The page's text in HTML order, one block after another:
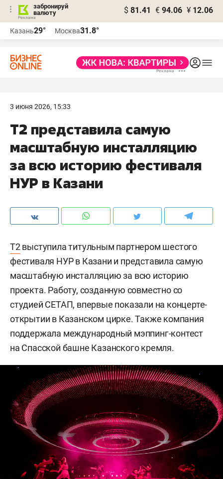
забронируй
валюту
$ 81.41 € 94.06 ¥ 12.06
Казань29° Москва31.8°
3 июня 2026, 15:33
Т2 представила самую
масштабную инсталляцию
за всю историю фестиваля
НУР в Казани
Т2выступила титульным партнером шестого
фестиваля НУР в Казани и представила самую
масштабную инсталляцию за всю историю
проекта. Работу, созданную совместно со
студией СЕТАП, впервые показали на концерте-
открытии в Казанском цирке. Также компания
поддержала международный мэппинг-контест
на Спасской башне Казанского кремля.